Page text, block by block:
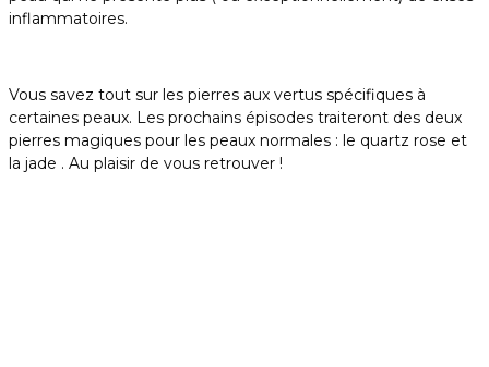
inflammatoires.
Vous savez tout sur les pierres aux vertus spécifiques à
certaines peaux. Les prochains épisodes traiteront des deux
pierres magiques pour les peaux normales : le quartz rose et
la jade . Au plaisir de vous retrouver !